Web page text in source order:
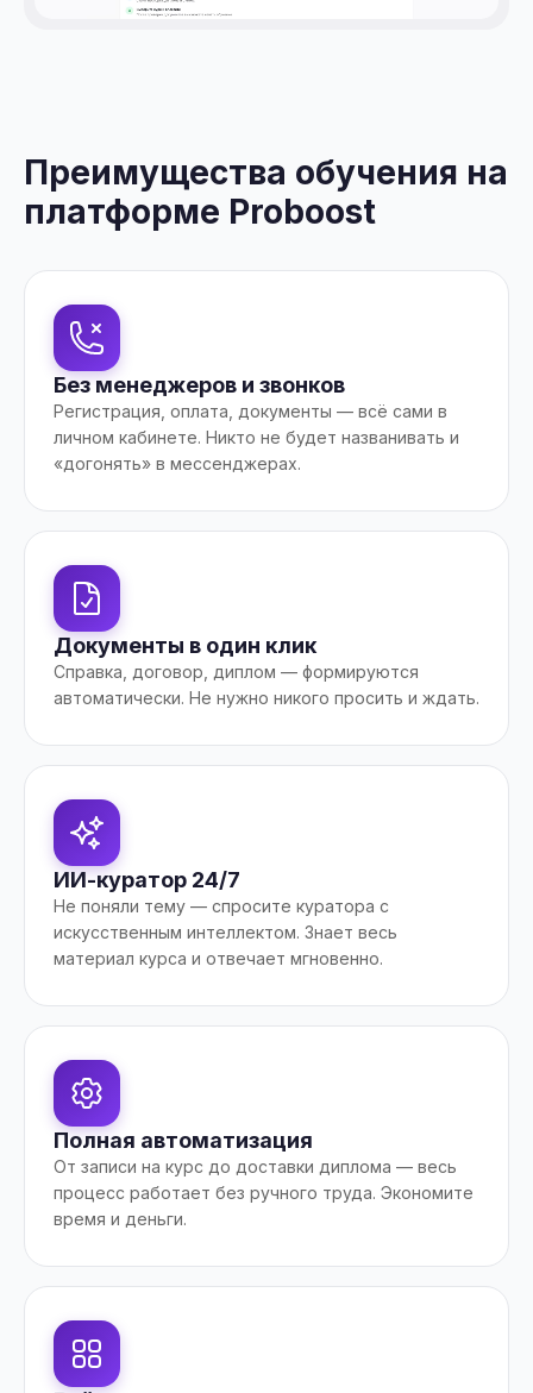
Преимущества обучения на
платформе Proboost
Без менеджеров и звонков
Регистрация, оплата, документы — всё сами в
личном кабинете. Никто не будет названивать и
«догонять» в мессенджерах.
Документы в один клик
Справка, договор, диплом — формируются
автоматически. Не нужно никого просить и ждать.
ИИ-куратор 24/7
Не поняли тему — спросите куратора с
искусственным интеллектом. Знает весь
материал курса и отвечает мгновенно.
Полная автоматизация
От записи на курс до доставки диплома — весь
процесс работает без ручного труда. Экономите
время и деньги.